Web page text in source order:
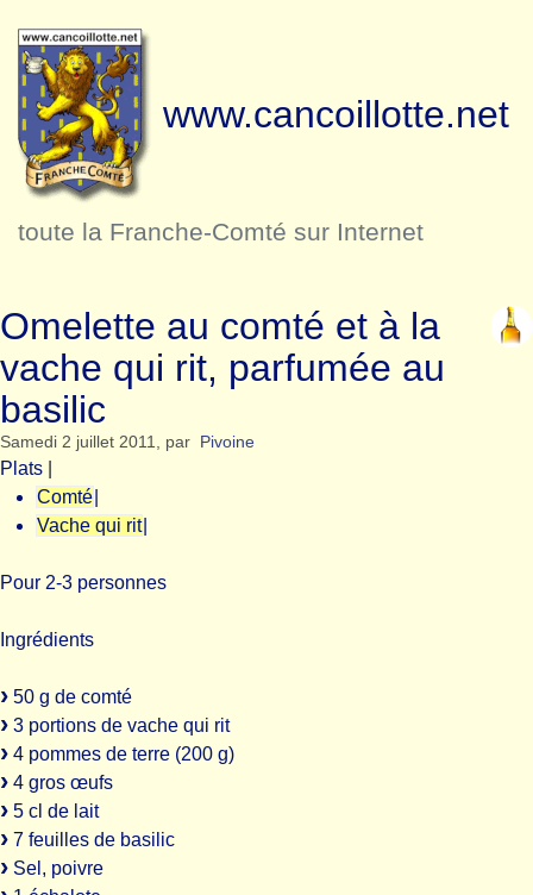
www.cancoillotte.net
toute la Franche-Comté sur Internet
Omelette au comté et à la
vache qui rit, parfumée au
basilic
Samedi 2 juillet 2011, par Pivoine
Plats
Comté
Vache qui rit
Pour 2-3 personnes
Ingrédients
50 g de comté
3 portions de vache qui rit
4 pommes de terre (200 g)
4 gros œufs
5 cl de lait
7 feuilles de basilic
Sel, poivre